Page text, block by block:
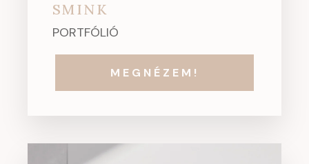
SMINK
PORTFÓLIÓ
MEGNÉZEM!